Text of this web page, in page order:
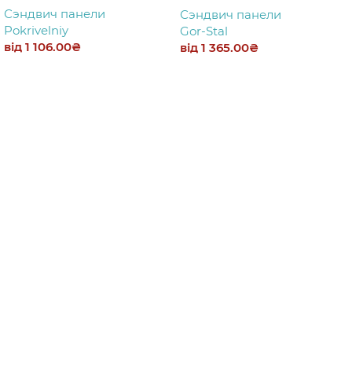
Сэндвич панели
Pokrivelniy
від 1 106.00₴
Сэндвич панели
Gor-Stal
від 1 365.00₴